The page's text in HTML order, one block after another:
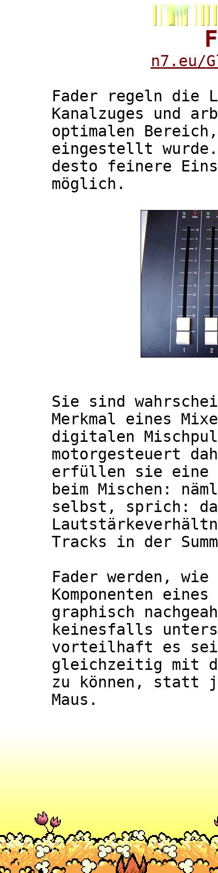
n7.eu/
Fader regeln die
Kanalzuges und
optimalen
eingestellt
desto feinere
möglich.
Sie sind
Merkmal eines
digitalen
motorgesteuert
erfüllen sie eine
beim Mischen:
selbst, sprich:
Tracks in der
Fader werden, wie
Komponenten
graphisch
keinesfalls
vorteilhaft es
gleichzeitig mit
zu können, statt
Maus.